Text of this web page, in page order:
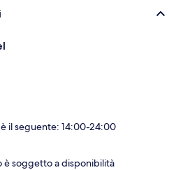
il seguente: 14:00-24:00
è soggetto a disponibilità